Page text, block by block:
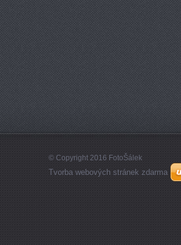
© Copyright 2016 FotoŠálek
Tvorba webových stránek zdarma